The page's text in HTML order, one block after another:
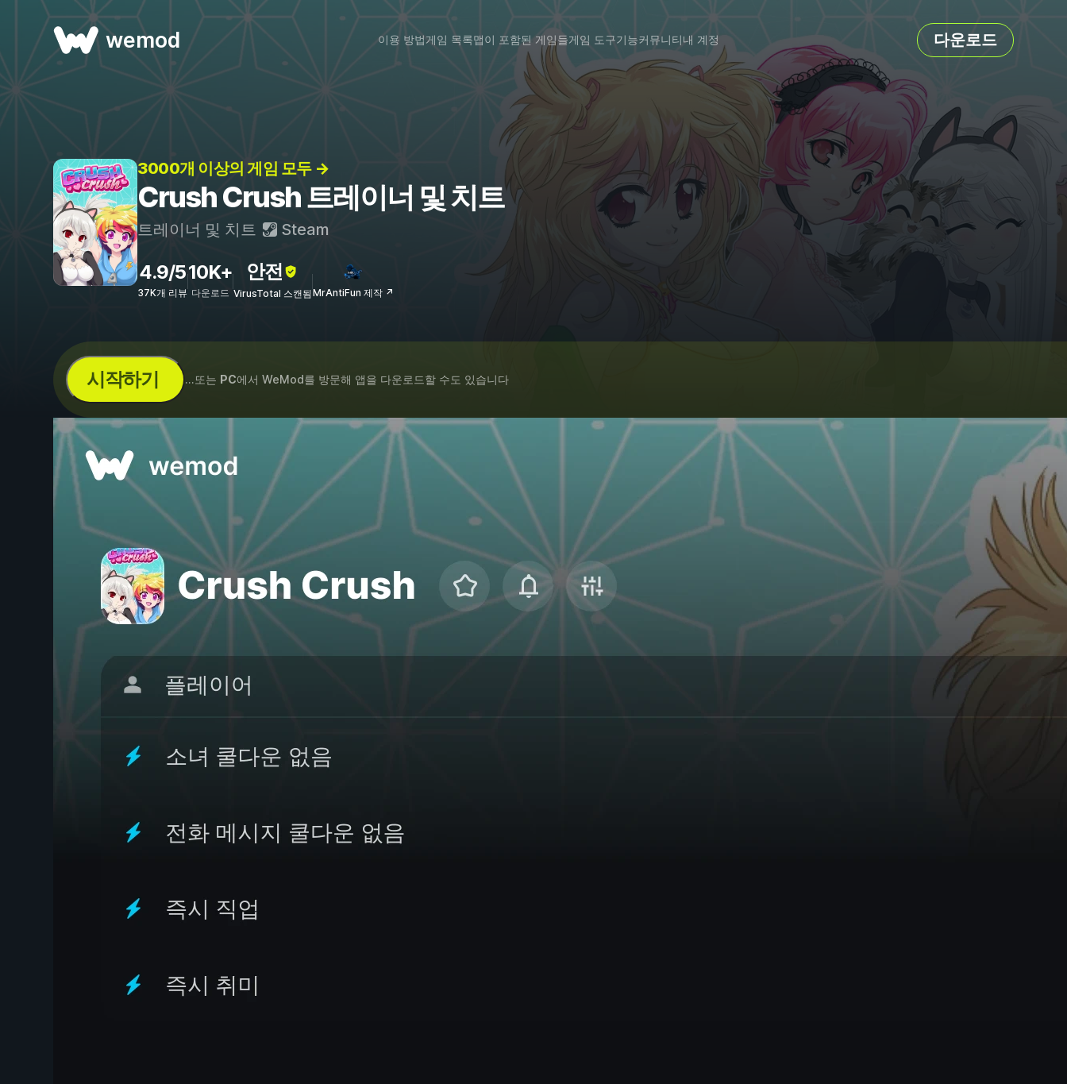
wemod 이용 방법게임 목록맵이 포함된 게임들게임 도구기능커뮤니티내 계정 다운로드
3000개 이상의 게임 모두 →
Crush Crush 트레이너 및 치트
트레이너 및 치트 Steam
4.9/5
37K개 리뷰
10K+
다운로드
안전
VirusTotal 스캔됨MrAntiFun 제작 ↗
시작하기 ...또는 PC에서 WeMod를 방문해 앱을 다운로드할 수도 있습니다